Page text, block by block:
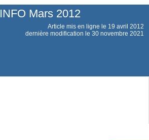
INFO Mars 2012
Article mis en ligne le 19 avril 2012
dernière modification le 30 novembre 2021